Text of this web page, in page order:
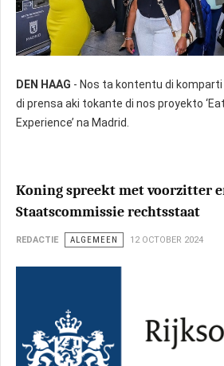
DEN HAAG - Nos ta kontentu di
di prensa aki tokante di nos proyekto
Experience’ na Madrid.
Koning spreekt met voorzitter
Staatscommissie rechtsstaat
REDACTIE ALGEMEEN 12 OCTOBER 2024